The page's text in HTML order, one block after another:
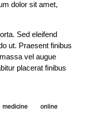
dolor sit amet,
Sed eleifend
ut. Praesent finibus
vel augue
placerat finibus
medicine
online